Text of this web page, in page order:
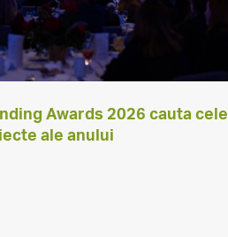
Awards 2026 cauta cele
ale anului